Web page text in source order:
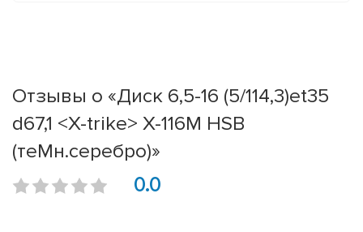
Отзывы о «Диск 6,5-16 (5/114,3)et35
d67,1 <X-trike> X-116М HSB
(теMн.серебро)»
0.0